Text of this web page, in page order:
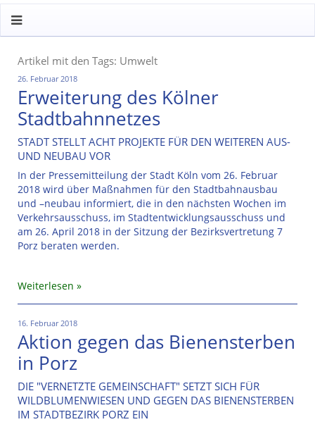
Artikel mit den Tags: Umwelt
26. Februar 2018
Erweiterung des Kölner
Stadtbahnnetzes
STADT STELLT ACHT PROJEKTE FÜR DEN WEITEREN AUS-
UND NEUBAU VOR
In der Pressemitteilung der Stadt Köln vom 26. Februar
2018 wird über Maßnahmen für den Stadtbahnausbau
und –neubau informiert, die in den nächsten Wochen im
Verkehrsausschuss, im Stadtentwicklungsausschuss und
am 26. April 2018 in der Sitzung der Bezirksvertretung 7
Porz beraten werden.
Weiterlesen
16. Februar 2018
Aktion gegen das Bienensterben
in Porz
DIE "VERNETZTE GEMEINSCHAFT" SETZT SICH FÜR
WILDBLUMENWIESEN UND GEGEN DAS BIENENSTERBEN
IM STADTBEZIRK PORZ EIN